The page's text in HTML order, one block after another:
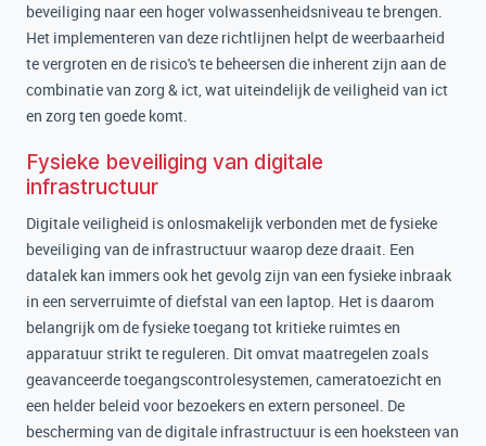
beveiliging naar een hoger volwassenheidsniveau te brengen.
Het implementeren van deze richtlijnen helpt de weerbaarheid
te vergroten en de risico's te beheersen die inherent zijn aan de
combinatie van zorg & ict, wat uiteindelijk de veiligheid van ict
en zorg ten goede komt.
Fysieke beveiliging van digitale
infrastructuur
Digitale veiligheid is onlosmakelijk verbonden met de fysieke
beveiliging van de infrastructuur waarop deze draait. Een
datalek kan immers ook het gevolg zijn van een fysieke inbraak
in een serverruimte of diefstal van een laptop. Het is daarom
belangrijk om de fysieke toegang tot kritieke ruimtes en
apparatuur strikt te reguleren. Dit omvat maatregelen zoals
geavanceerde toegangscontrolesystemen, cameratoezicht en
een helder beleid voor bezoekers en extern personeel. De
bescherming van de digitale infrastructuur is een hoeksteen van